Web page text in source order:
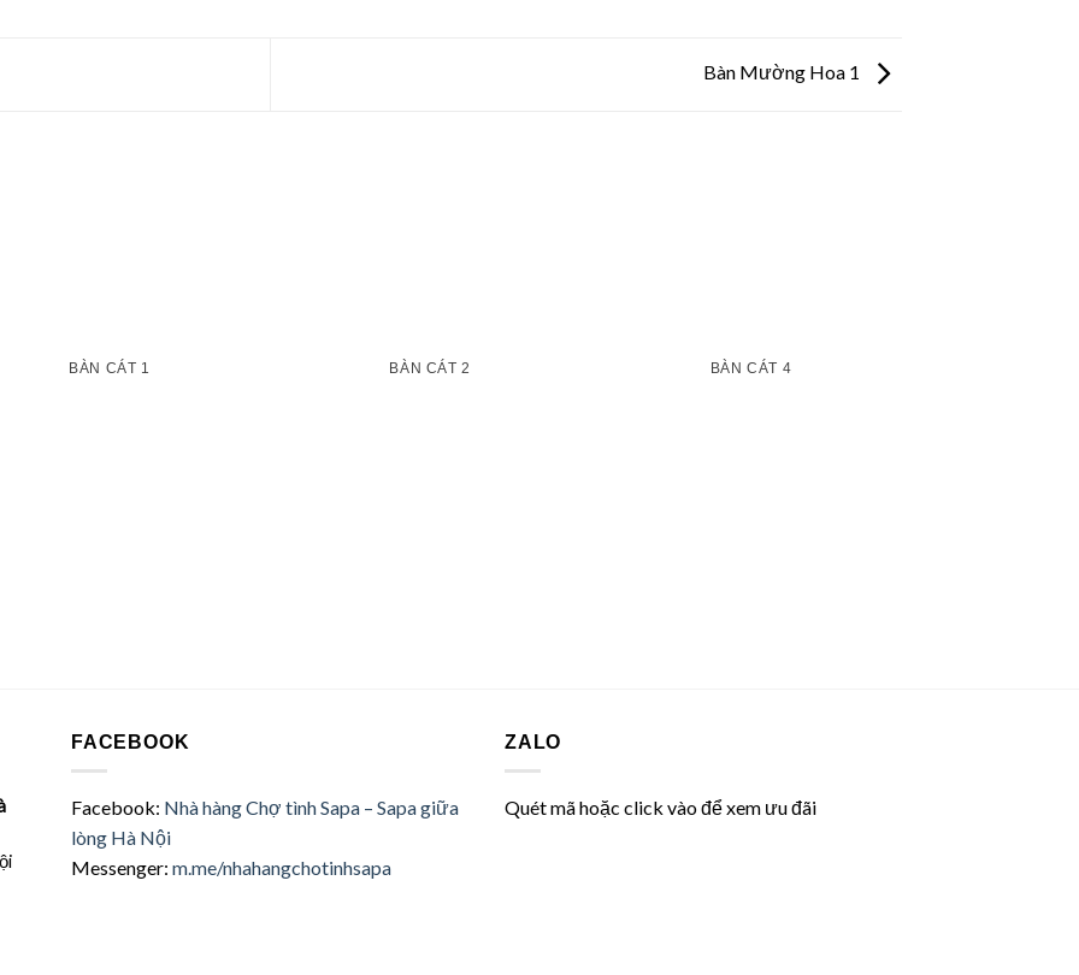
Bàn Mường Hoa 1
BÀN CÁT 1 BÀN CÁT 2 BÀN CÁT 4
FACEBOOK
Facebook: Nhà hàng Chợ tình Sapa – Sapa giữa
lòng Hà Nội
Messenger: m.me/nhahangchotinhsapa
ZALO
Quét mã hoặc click vào để xem ưu đãi